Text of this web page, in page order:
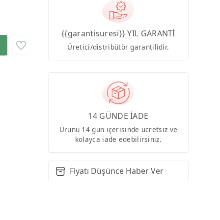
{{garantisuresi}} YIL GARANTİ
Üretici/distribütör garantilidir.
14 GÜNDE İADE
Ürünü 14 gün içerisinde ücretsiz ve
kolayca iade edebilirsiniz.
Fiyatı Düşünce Haber Ver